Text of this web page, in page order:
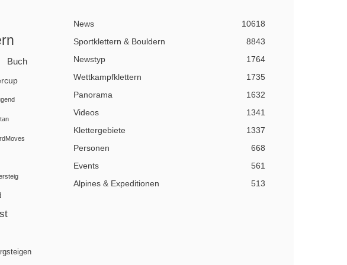
Buch
News
10618
Sportklettern & Bouldern
8843
Newstyp
1764
Wettkampfklettern
1735
Panorama
1632
Videos
1341
Klettergebiete
1337
Personen
668
Events
561
Alpines & Expeditionen
513